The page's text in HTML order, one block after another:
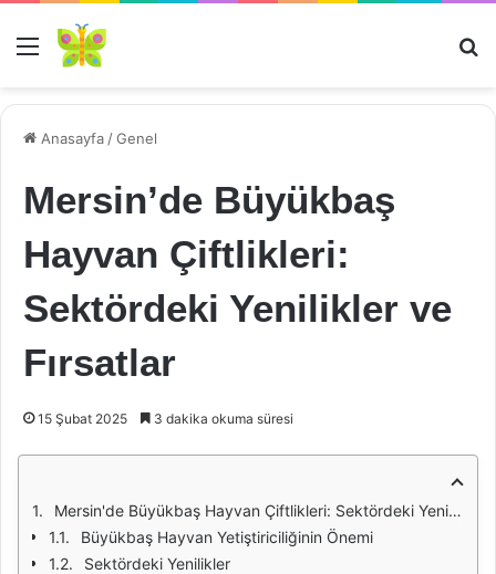
Menü
Anasayfa /Genel
Mersin’de Büyükbaş
Hayvan Çiftlikleri:
Sektördeki Yenilikler ve
Fırsatlar
15 Şubat 2025 3 dakika okuma süresi
Mersin'de Büyükbaş Hayvan Çiftlikleri: Sektördeki Yenilikler ve Fırsatlar
Büyükbaş Hayvan Yetiştiriciliğinin Önemi
Sektördeki Yenilikler